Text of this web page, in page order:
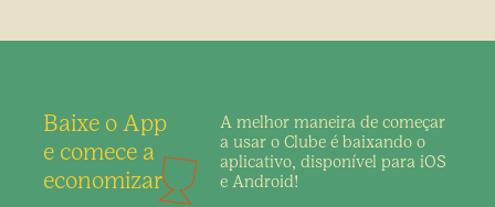
Baixe o App
e comece a
economizar
A melhor maneira de começar
a usar o Clube é baixando o
aplicativo, disponível para iOS
e Android!